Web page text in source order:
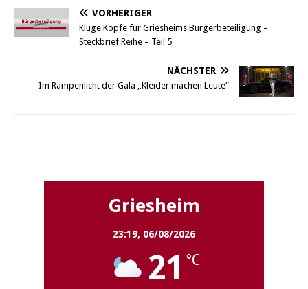
VORHERIGER
Kluge Köpfe für Griesheims Bürgerbeteiligung –
Steckbrief Reihe – Teil 5
NÄCHSTER
Im Rampenlicht der Gala „Kleider machen Leute“
Griesheim
23:19, 06/08/2026
21 °C